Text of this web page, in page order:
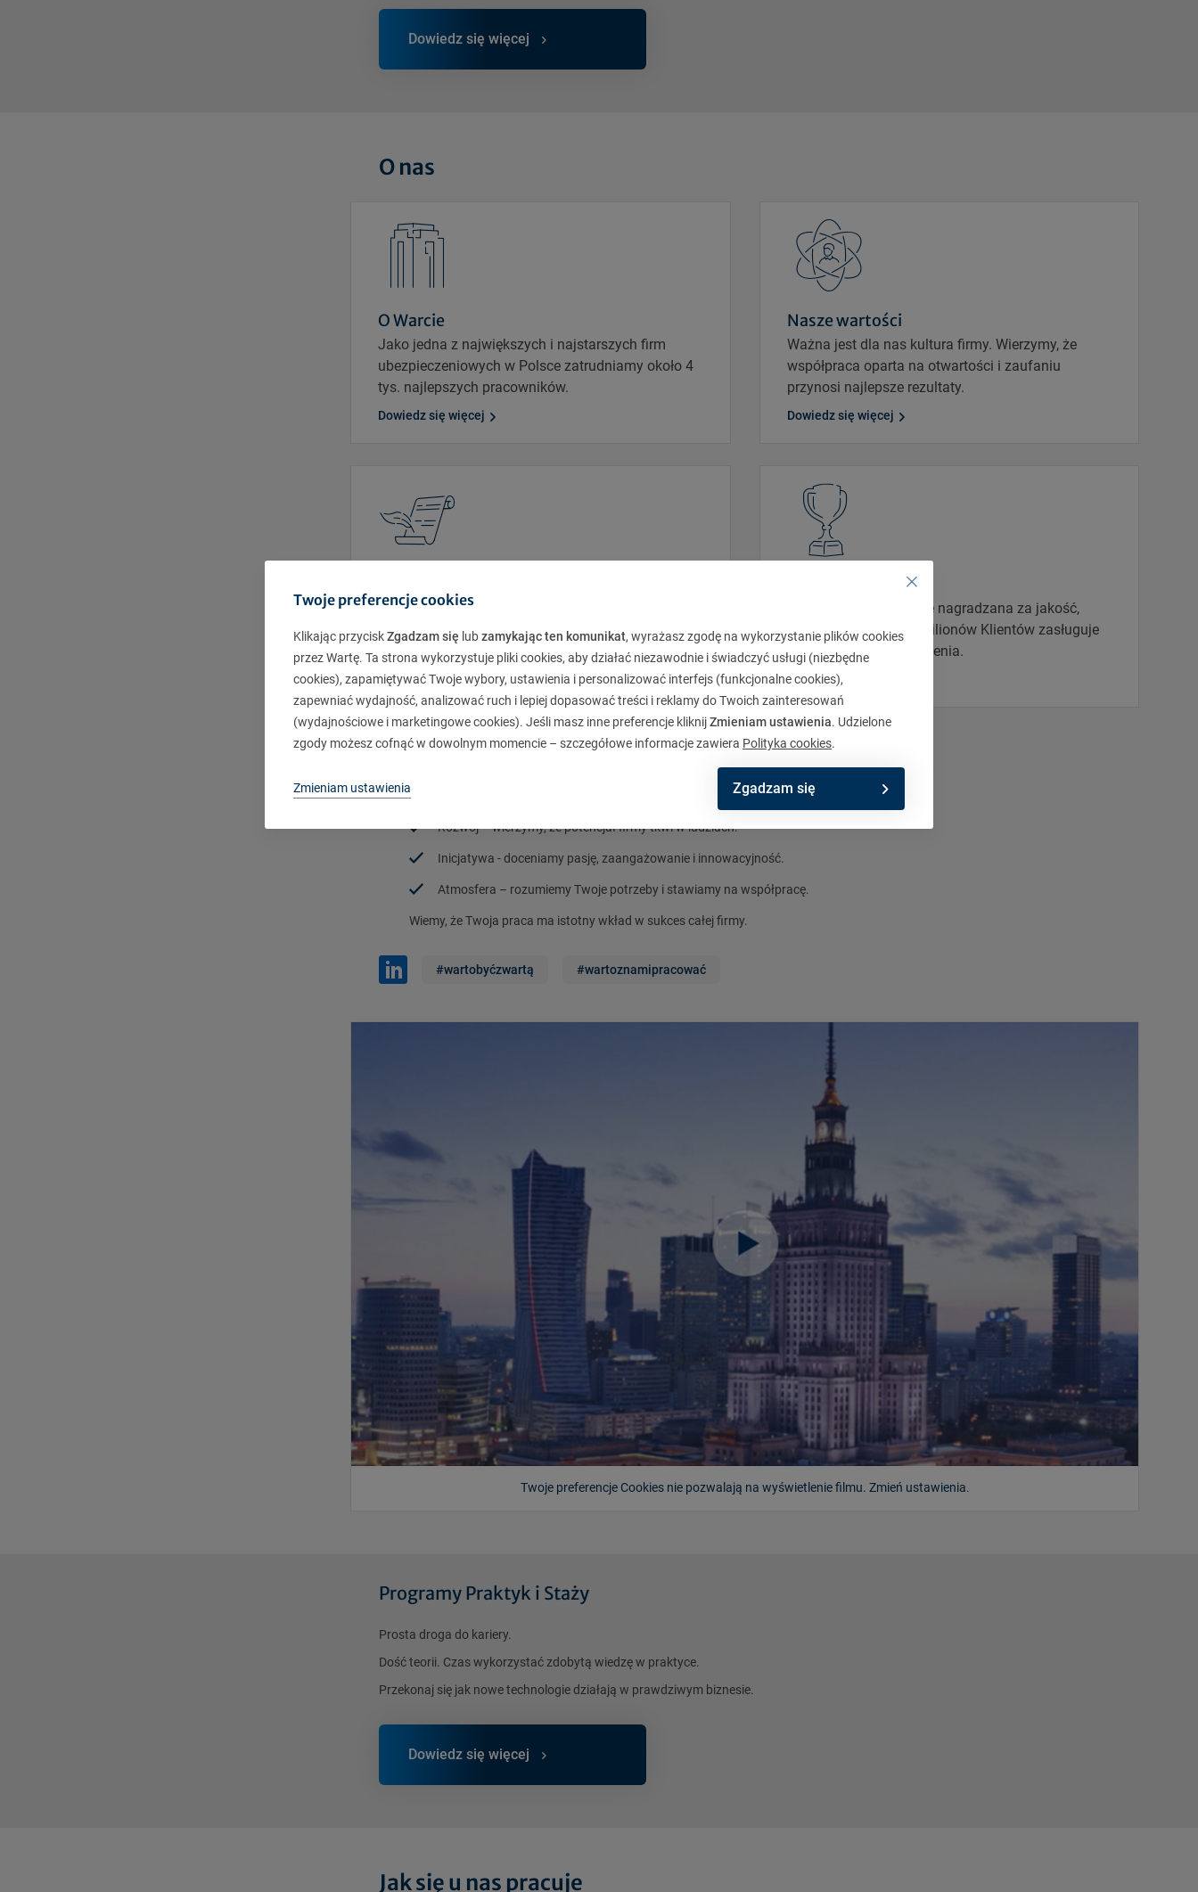
Dowiedz się więcej
O nas
O Warcie
Jako jedna z największych i najstarszych firm
ubezpieczeniowych w Polsce zatrudniamy około 4
tys. najlepszych pracowników.
Dowiedz się więcej
Nasze wartości
Ważna jest dla nas kultura firmy. Wierzymy, że
współpraca oparta na otwartości i zaufaniu
przynosi najlepsze rezultaty.
Dowiedz się więcej
Warta to już ponad 100 lat inspirującej historii. Od
tylu lat nieustannie patrzymy w przyszłość i
ubezpieczamy naszych Klientów.
Dowiedz się więcej
Warta była wielokrotnie nagradzana za jakość,
zaufanie i renomę. 7 milionów Klientów zasługuje
na najlepsze ubezpieczenia.
Dowiedz się więcej
Dlaczego warto z nami pracować?
Rozwój – wierzymy, że potencjał firmy tkwi w ludziach.
Inicjatywa - doceniamy pasję, zaangażowanie i innowacyjność.
Atmosfera – rozumiemy Twoje potrzeby i stawiamy na współpracę.
Wiemy, że Twoja praca ma istotny wkład w sukces całej firmy.
#wartobyćzwartą #wartoznamipracować
Twoje preferencje Cookies nie pozwalają na wyświetlenie filmu. Zmień ustawienia.
Programy Praktyk i Staży
Prosta droga do kariery.
Dość teorii. Czas wykorzystać zdobytą wiedzę w praktyce.
Przekonaj się jak nowe technologie działają w prawdziwym biznesie.
Dowiedz się więcej
Jak się u nas pracuje
Twoje preferencje cookies
Klikając przyciskZgadzam się lubzamykając ten komunikat, wyrażasz zgodę na wykorzystanie plików cookies
przez Wartę. Ta strona wykorzystuje pliki cookies, aby działać niezawodnie i świadczyć usługi (niezbędne
cookies), zapamiętywać Twoje wybory, ustawienia i personalizować interfejs (funkcjonalne cookies),
zapewniać wydajność, analizować ruch i lepiej dopasować treści i reklamy do Twoich zainteresowań
(wydajnościowe i marketingowe cookies). Jeśli masz inne preferencje kliknijZmieniam ustawienia. Udzielone
zgody możesz cofnąć w dowolnym momencie – szczegółowe informacje zawiera Polityka cookies.
Zmieniam ustawienia Zgadzam się